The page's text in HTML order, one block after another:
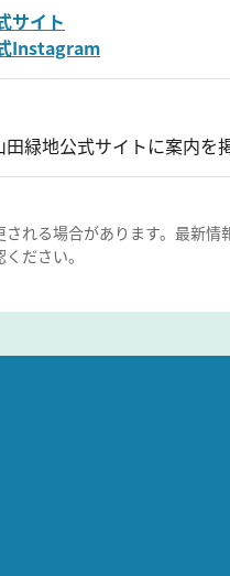
サイト
Instagram
緑地公式サイトに案内を
れる場合があります。最新情
ださい。